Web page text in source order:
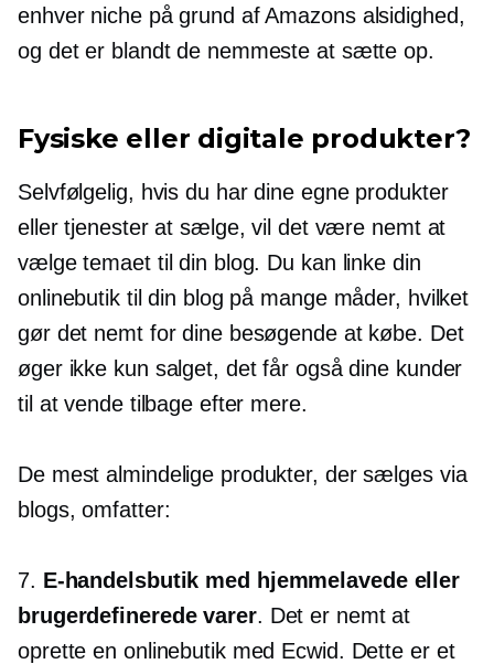
enhver niche på grund af Amazons alsidighed,
og det er blandt de nemmeste at sætte op.
Fysiske eller digitale produkter?
Selvfølgelig, hvis du har dine egne produkter
eller tjenester at sælge, vil det være nemt at
vælge temaet til din blog. Du kan linke din
onlinebutik til din blog på mange måder, hvilket
gør det nemt for dine besøgende at købe. Det
øger ikke kun salget, det får også dine kunder
til at vende tilbage efter mere.
De mest almindelige produkter, der sælges via
blogs, omfatter:
7. E-handelsbutik med hjemmelavede eller
brugerdefinerede varer. Det er nemt at
oprette en onlinebutik med Ecwid. Dette er et